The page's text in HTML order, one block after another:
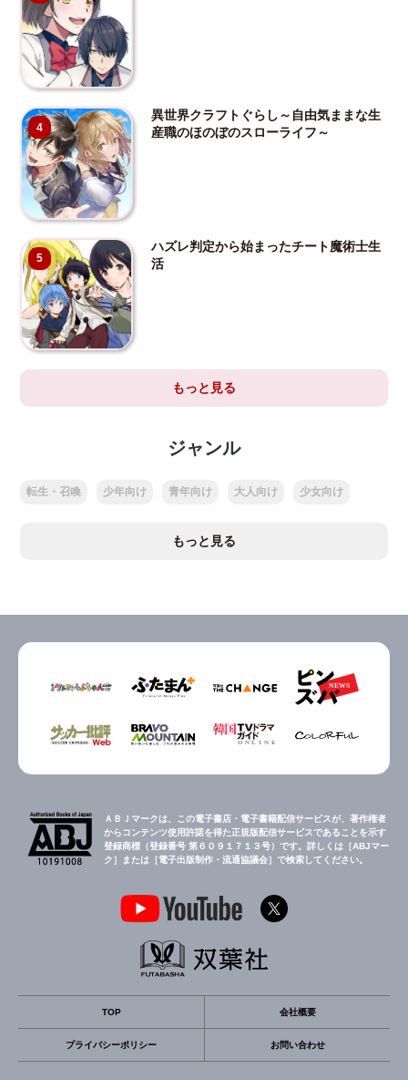
4
異世界クラフトぐらし～自由気ままな生
産職のほのぼのスローライフ～
5
ハズレ判定から始まったチート魔術士生
活
もっと見る
ジャンル
転生・召喚 少年向け 青年向け 大人向け 少女向け
もっと見る
ＡＢＪマークは、この電子書店・電子書籍配信サービスが、著作権者
からコンテンツ使用許諾を得た正規版配信サービスであることを示す
登録商標（登録番号 第６０９１７１３号）です。詳しくは［ABJマー
ク］または［電子出版制作・流通協議会］で検索してください。
TOP 会社概要
プライバシーポリシー お問い合わせ